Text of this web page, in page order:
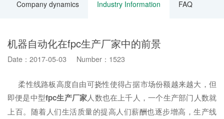
Company dynamics Industry Information FAQ
机器自动化在fpc生产厂家中的前景
Date：2017-05-03 Number：1523
柔性线路板高度自由可挠性使得占据市场份额越来越大，但
即便是中型fpc生产厂家人数也在上千人，一个生产部门人数就
上百。随着人们生活质量的提高人们薪酬也逐步增高，生产线